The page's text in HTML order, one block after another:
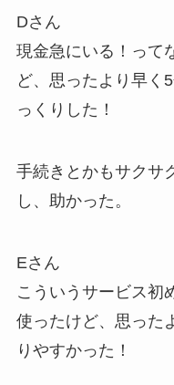
Dさん
現金急にいる！って
ど、思ったより早く
っくりした！
手続きとかもサクサ
し、助かった。
Eさん
こういうサービス初
使ったけど、思った
りやすかった！